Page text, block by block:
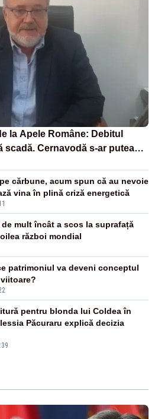
la Apele Române: Debitul
scadă. Cernavodă s-ar putea
cărbune, acum spun că au nevoie
vina în plină criză energetică
de mult încât a scos la suprafață
război mondial
patrimoniul va deveni conceptul
pentru blonda lui Coldea în
Păcuraru explică decizia